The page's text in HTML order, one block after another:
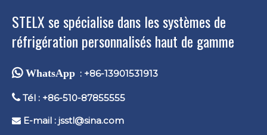
STELX se spécialise dans les systèmes de
réfrigération personnalisés haut de gamme
 WhatsApp : +86-13901531913
 Tél : +86-510-87855555
 E-mail : jsstl@sina.com